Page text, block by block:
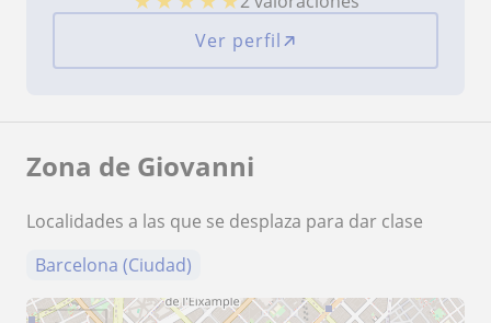
Ver perfil
Zona de Giovanni
Localidades a las que se desplaza para dar clase
Barcelona (Ciudad)